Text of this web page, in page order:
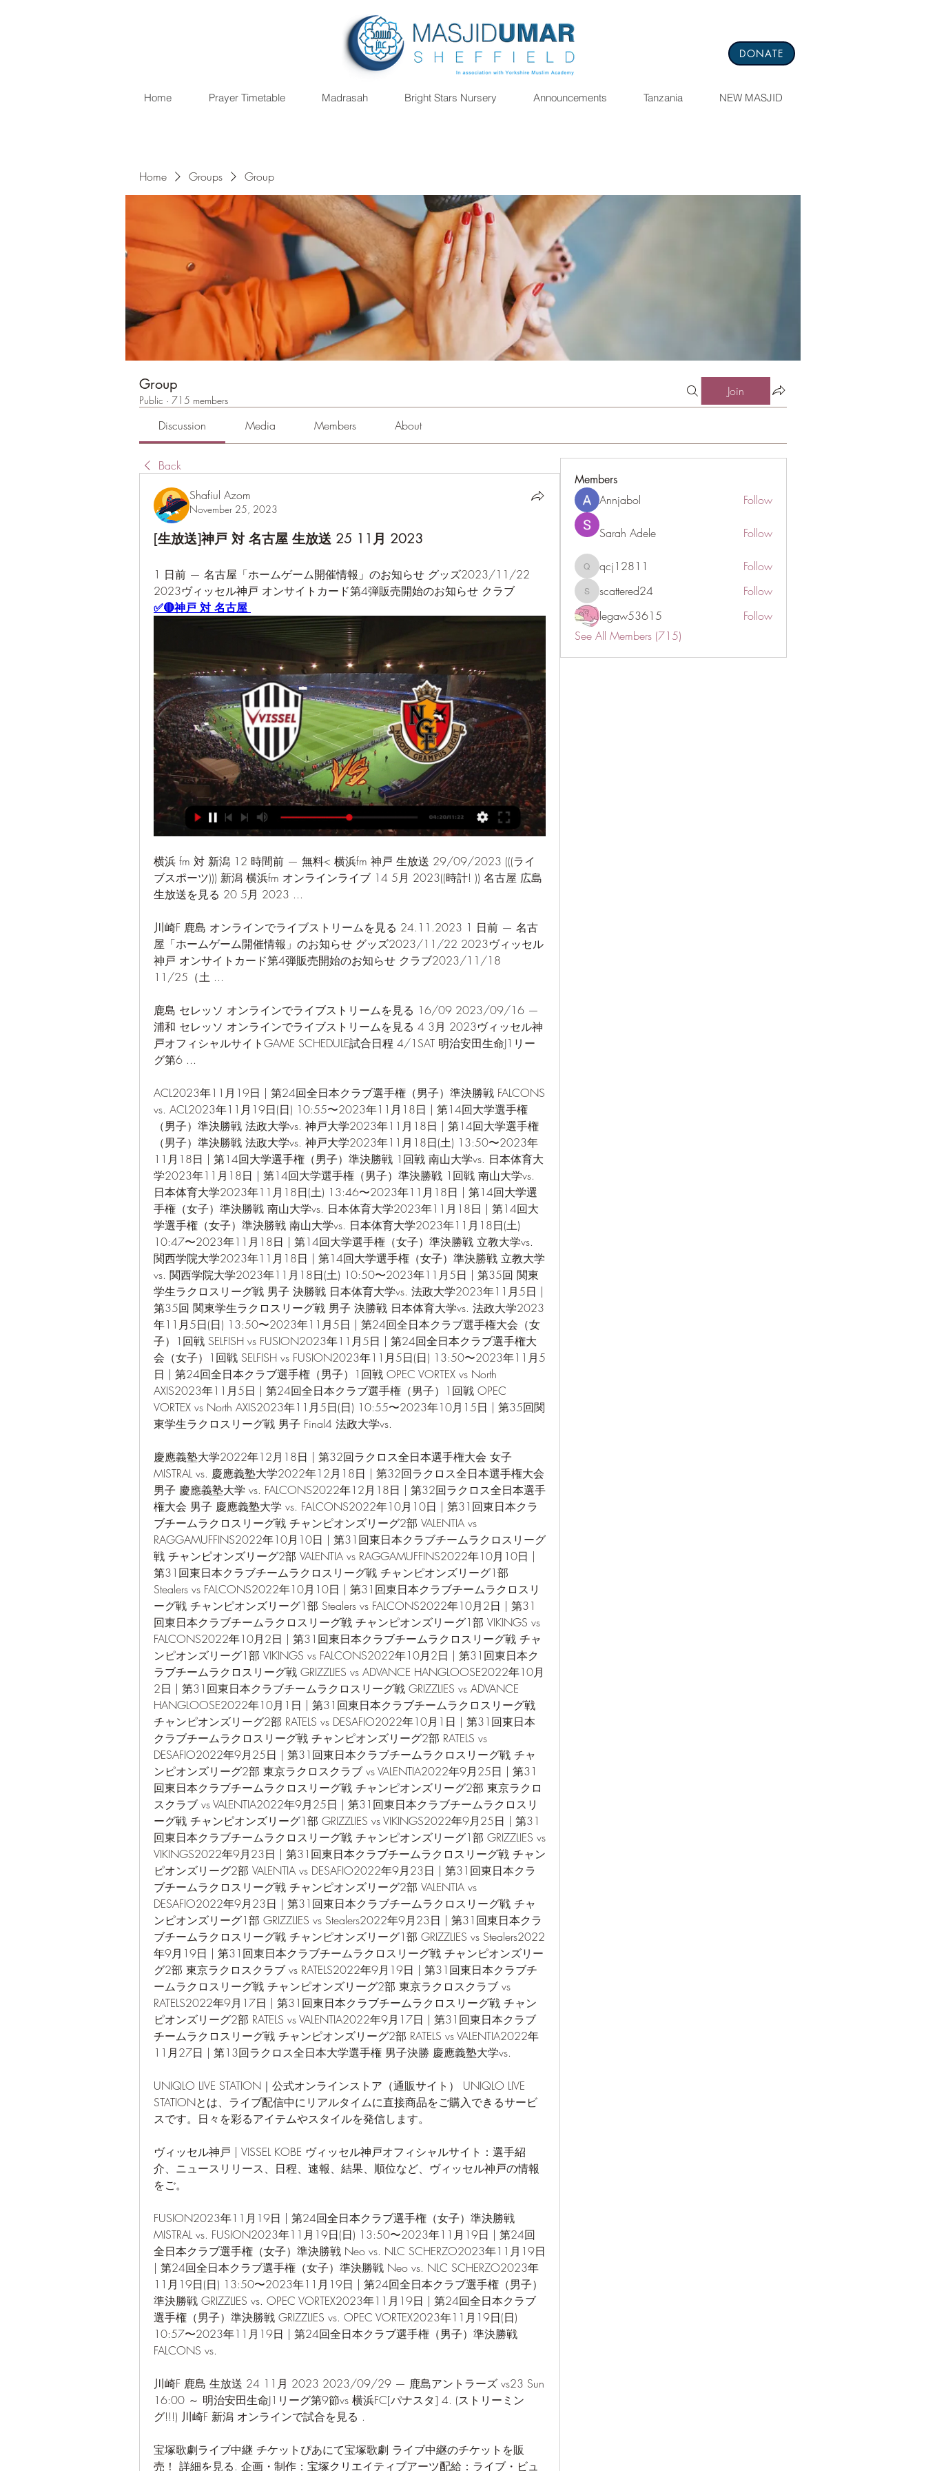
DONATE
Home Prayer Timetable Madrasah Bright Stars Nursery Announcements Tanzania NEW MASJID
Home Groups Group
Group
Public · 715 members
Join
Discussion Media Members About
Back
Shafiul Azom
November 25, 2023
[生放送]神戸 対 名古屋 生放送 25 11月 2023
1 日前 — 名古屋「ホームゲーム開催情報」のお知らせ グッズ2023/11/22
2023ヴィッセル神戸 オンサイトカード第4弾販売開始のお知らせ クラブ
✅🔴神戸 対 名古屋
横浜 fm 対 新潟 12 時間前 — 無料< 横浜fm 神戸 生放送 29/09/2023 (((ライ
ブスポーツ))) 新潟 横浜fm オンラインライブ 14 5月 2023((時計! )) 名古屋 広島
生放送を見る 20 5月 2023 ...
川崎F 鹿島 オンラインでライブストリームを見る 24.11.2023 1 日前 — 名古
屋「ホームゲーム開催情報」のお知らせ グッズ2023/11/22 2023ヴィッセル
神戸 オンサイトカード第4弾販売開始のお知らせ クラブ2023/11/18
11/25（土 ...
鹿島 セレッソ オンラインでライブストリームを見る 16/09 2023/09/16 —
浦和 セレッソ オンラインでライブストリームを見る 4 3月 2023ヴィッセル神
戸オフィシャルサイトGAME SCHEDULE試合日程 4/1SAT 明治安田生命J1リー
グ第6 ...
ACL2023年11月19日 | 第24回全日本クラブ選手権（男子）準決勝戦 FALCONS
vs. ACL2023年11月19日(日) 10:55〜2023年11月18日 | 第14回大学選手権
（男子）準決勝戦 法政大学vs. 神戸大学2023年11月18日 | 第14回大学選手権
（男子）準決勝戦 法政大学vs. 神戸大学2023年11月18日(土) 13:50〜2023年
11月18日 | 第14回大学選手権（男子）準決勝戦 1回戦 南山大学vs. 日本体育大
学2023年11月18日 | 第14回大学選手権（男子）準決勝戦 1回戦 南山大学vs.
日本体育大学2023年11月18日(土) 13:46〜2023年11月18日 | 第14回大学選
手権（女子）準決勝戦 南山大学vs. 日本体育大学2023年11月18日 | 第14回大
学選手権（女子）準決勝戦 南山大学vs. 日本体育大学2023年11月18日(土)
10:47〜2023年11月18日 | 第14回大学選手権（女子）準決勝戦 立教大学vs.
関西学院大学2023年11月18日 | 第14回大学選手権（女子）準決勝戦 立教大学
vs. 関西学院大学2023年11月18日(土) 10:50〜2023年11月5日 | 第35回 関東
学生ラクロスリーグ戦 男子 決勝戦 日本体育大学vs. 法政大学2023年11月5日 |
第35回 関東学生ラクロスリーグ戦 男子 決勝戦 日本体育大学vs. 法政大学2023
年11月5日(日) 13:50〜2023年11月5日 | 第24回全日本クラブ選手権大会（女
子）1回戦 SELFISH vs FUSION2023年11月5日 | 第24回全日本クラブ選手権大
会（女子）1回戦 SELFISH vs FUSION2023年11月5日(日) 13:50〜2023年11月5
日 | 第24回全日本クラブ選手権（男子）1回戦 OPEC VORTEX vs North
AXIS2023年11月5日 | 第24回全日本クラブ選手権（男子）1回戦 OPEC
VORTEX vs North AXIS2023年11月5日(日) 10:55〜2023年10月15日 | 第35回関
東学生ラクロスリーグ戦 男子 Final4 法政大学vs.
慶應義塾大学2022年12月18日 | 第32回ラクロス全日本選手権大会 女子
MISTRAL vs. 慶應義塾大学2022年12月18日 | 第32回ラクロス全日本選手権大会
男子 慶應義塾大学 vs. FALCONS2022年12月18日 | 第32回ラクロス全日本選手
権大会 男子 慶應義塾大学 vs. FALCONS2022年10月10日 | 第31回東日本クラ
ブチームラクロスリーグ戦 チャンピオンズリーグ2部 VALENTIA vs
RAGGAMUFFINS2022年10月10日 | 第31回東日本クラブチームラクロスリーグ
戦 チャンピオンズリーグ2部 VALENTIA vs RAGGAMUFFINS2022年10月10日 |
第31回東日本クラブチームラクロスリーグ戦 チャンピオンズリーグ1部
Stealers vs FALCONS2022年10月10日 | 第31回東日本クラブチームラクロスリ
ーグ戦 チャンピオンズリーグ1部 Stealers vs FALCONS2022年10月2日 | 第31
回東日本クラブチームラクロスリーグ戦 チャンピオンズリーグ1部 VIKINGS vs
FALCONS2022年10月2日 | 第31回東日本クラブチームラクロスリーグ戦 チャ
ンピオンズリーグ1部 VIKINGS vs FALCONS2022年10月2日 | 第31回東日本ク
ラブチームラクロスリーグ戦 GRIZZLIES vs ADVANCE HANGLOOSE2022年10月
2日 | 第31回東日本クラブチームラクロスリーグ戦 GRIZZLIES vs ADVANCE
HANGLOOSE2022年10月1日 | 第31回東日本クラブチームラクロスリーグ戦
チャンピオンズリーグ2部 RATELS vs DESAFIO2022年10月1日 | 第31回東日本
クラブチームラクロスリーグ戦 チャンピオンズリーグ2部 RATELS vs
DESAFIO2022年9月25日 | 第31回東日本クラブチームラクロスリーグ戦 チャ
ンピオンズリーグ2部 東京ラクロスクラブ vs VALENTIA2022年9月25日 | 第31
回東日本クラブチームラクロスリーグ戦 チャンピオンズリーグ2部 東京ラクロ
スクラブ vs VALENTIA2022年9月25日 | 第31回東日本クラブチームラクロスリ
ーグ戦 チャンピオンズリーグ1部 GRIZZLIES vs VIKINGS2022年9月25日 | 第31
回東日本クラブチームラクロスリーグ戦 チャンピオンズリーグ1部 GRIZZLIES vs
VIKINGS2022年9月23日 | 第31回東日本クラブチームラクロスリーグ戦 チャン
ピオンズリーグ2部 VALENTIA vs DESAFIO2022年9月23日 | 第31回東日本クラ
ブチームラクロスリーグ戦 チャンピオンズリーグ2部 VALENTIA vs
DESAFIO2022年9月23日 | 第31回東日本クラブチームラクロスリーグ戦 チャ
ンピオンズリーグ1部 GRIZZLIES vs Stealers2022年9月23日 | 第31回東日本クラ
ブチームラクロスリーグ戦 チャンピオンズリーグ1部 GRIZZLIES vs Stealers2022
年9月19日 | 第31回東日本クラブチームラクロスリーグ戦 チャンピオンズリー
グ2部 東京ラクロスクラブ vs RATELS2022年9月19日 | 第31回東日本クラブチ
ームラクロスリーグ戦 チャンピオンズリーグ2部 東京ラクロスクラブ vs
RATELS2022年9月17日 | 第31回東日本クラブチームラクロスリーグ戦 チャン
ピオンズリーグ2部 RATELS vs VALENTIA2022年9月17日 | 第31回東日本クラブ
チームラクロスリーグ戦 チャンピオンズリーグ2部 RATELS vs VALENTIA2022年
11月27日 | 第13回ラクロス全日本大学選手権 男子決勝 慶應義塾大学vs.
UNIQLO LIVE STATION｜公式オンラインストア（通販サイト） UNIQLO LIVE
STATIONとは、ライブ配信中にリアルタイムに直接商品をご購入できるサービ
スです。日々を彩るアイテムやスタイルを発信します。
ヴィッセル神戸 | VISSEL KOBE ヴィッセル神戸オフィシャルサイト：選手紹
介、ニュースリリース、日程、速報、結果、順位など、ヴィッセル神戸の情報
をご。
FUSION2023年11月19日 | 第24回全日本クラブ選手権（女子）準決勝戦
MISTRAL vs. FUSION2023年11月19日(日) 13:50〜2023年11月19日 | 第24回
全日本クラブ選手権（女子）準決勝戦 Neo vs. NLC SCHERZO2023年11月19日
| 第24回全日本クラブ選手権（女子）準決勝戦 Neo vs. NLC SCHERZO2023年
11月19日(日) 13:50〜2023年11月19日 | 第24回全日本クラブ選手権（男子）
準決勝戦 GRIZZLIES vs. OPEC VORTEX2023年11月19日 | 第24回全日本クラブ
選手権（男子）準決勝戦 GRIZZLIES vs. OPEC VORTEX2023年11月19日(日)
10:57〜2023年11月19日 | 第24回全日本クラブ選手権（男子）準決勝戦
FALCONS vs.
川崎F 鹿島 生放送 24 11月 2023 2023/09/29 — 鹿島アントラーズ vs23 Sun
16:00 ～ 明治安田生命J1リーグ第9節vs 横浜FC[パナスタ] 4. (ストリーミン
グ!!!) 川崎F 新潟 オンラインで試合を見る .
宝塚歌劇ライブ中継 チケットぴあにて宝塚歌劇 ライブ中継のチケットを販
売！ 詳細を見る. 企画・制作：宝塚クリエイティブアーツ配給：ライブ・ビュ
Members
Annjabol Follow
Sarah Adele Follow
qcj12811
qcj12811 Follow
scattered24
scattered24
Follow
legaw53615
Follow
See All Members (715)